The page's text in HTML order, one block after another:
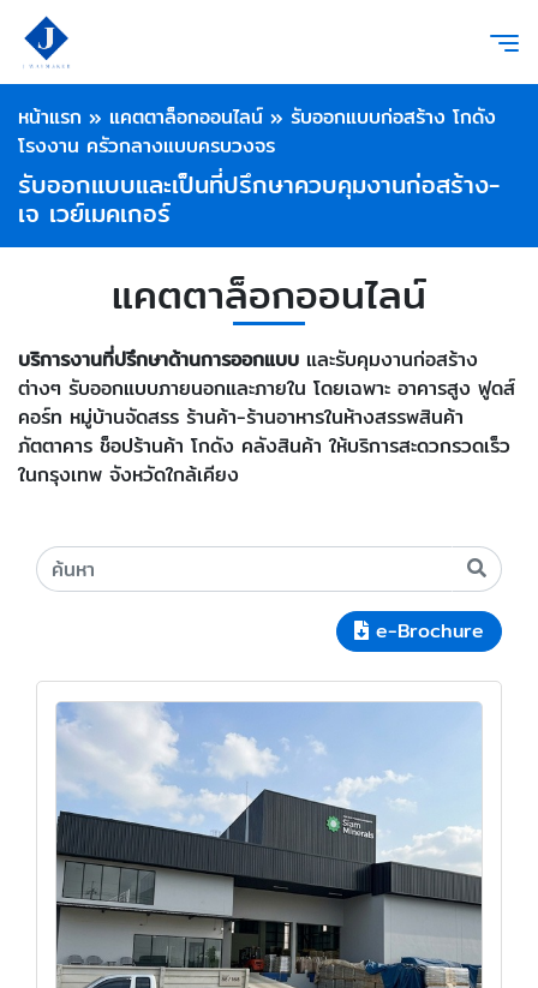
หน้าแรก » แคตตาล็อกออนไลน์ » รับออกแบบก่อสร้าง โกดัง
โรงงาน ครัวกลางแบบครบวงจร
รับออกแบบและเป็นที่ปรึกษาควบคุมงานก่อสร้าง-
เจ เวย์เมคเกอร์
แคตตาล็อกออนไลน์
บริการงานที่ปรึกษาด้านการออกแบบ และรับคุมงานก่อสร้าง
ต่างๆ รับออกแบบภายนอกและภายใน โดยเฉพาะ อาคารสูง ฟูดส์
คอร์ท หมู่บ้านจัดสรร ร้านค้า-ร้านอาหารในห้างสรรพสินค้า
ภัตตาคาร ช็อปร้านค้า โกดัง คลังสินค้า ให้บริการสะดวกรวดเร็ว
ในกรุงเทพ จังหวัดใกล้เคียง
e-Brochure